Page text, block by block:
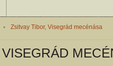
Zsitvay Tibor, Visegrád mecénása